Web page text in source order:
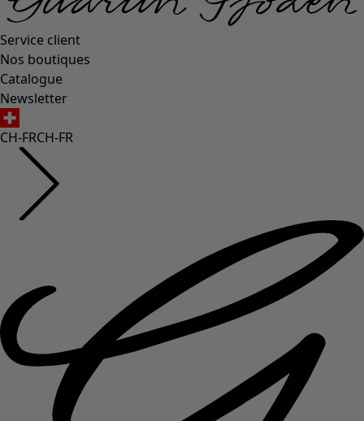
Service client
Nos boutiques
Catalogue
Newsletter
CH-FRCH-FR